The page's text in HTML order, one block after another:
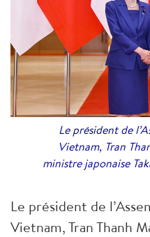
Le président de
Vietnam, Tran
ministre japonaise
Le président de
Vietnam, Tran Thanh